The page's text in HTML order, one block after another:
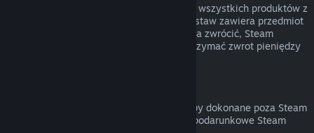
przekazany lub łączny czas uruchomienia wszystkich produktów z
zestawu nie przekracza 2 godzin. Jeśli zestaw zawiera przedmiot
w grze lub DLC, który normalnie nie można zwrócić, Steam
poinformuje cię przy kasie, czy można otrzymać zwrot pieniędzy
Valve nie może zapewnić zwrotu za zakupy dokonane poza Steam
(na przykład klucze produktów lub karty podarunkowe Steam